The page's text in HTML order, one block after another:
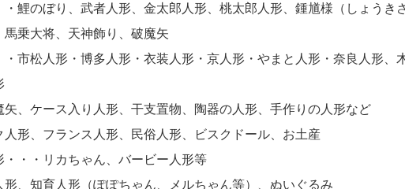
・鯉のぼり、武者人形、金太郎人形、桃太郎人形、鍾馗様（しょうき
馬乗大将、天神飾り、破魔矢
・市松人形・博多人形・衣装人形・京人形・やまと人形・奈良人形、
矢、ケース入り人形、干支置物、陶器の人形、手作りの人形など
人形、フランス人形、民俗人形、ビスクドール、お土産
・・・リカちゃん、バービー人形等
形、知育人形（ぽぽちゃん、メルちゃん等）、ぬいぐるみ